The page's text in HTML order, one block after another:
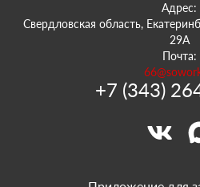
Адрес:
Свердловская область,
29А
Почта:
+7 (343)